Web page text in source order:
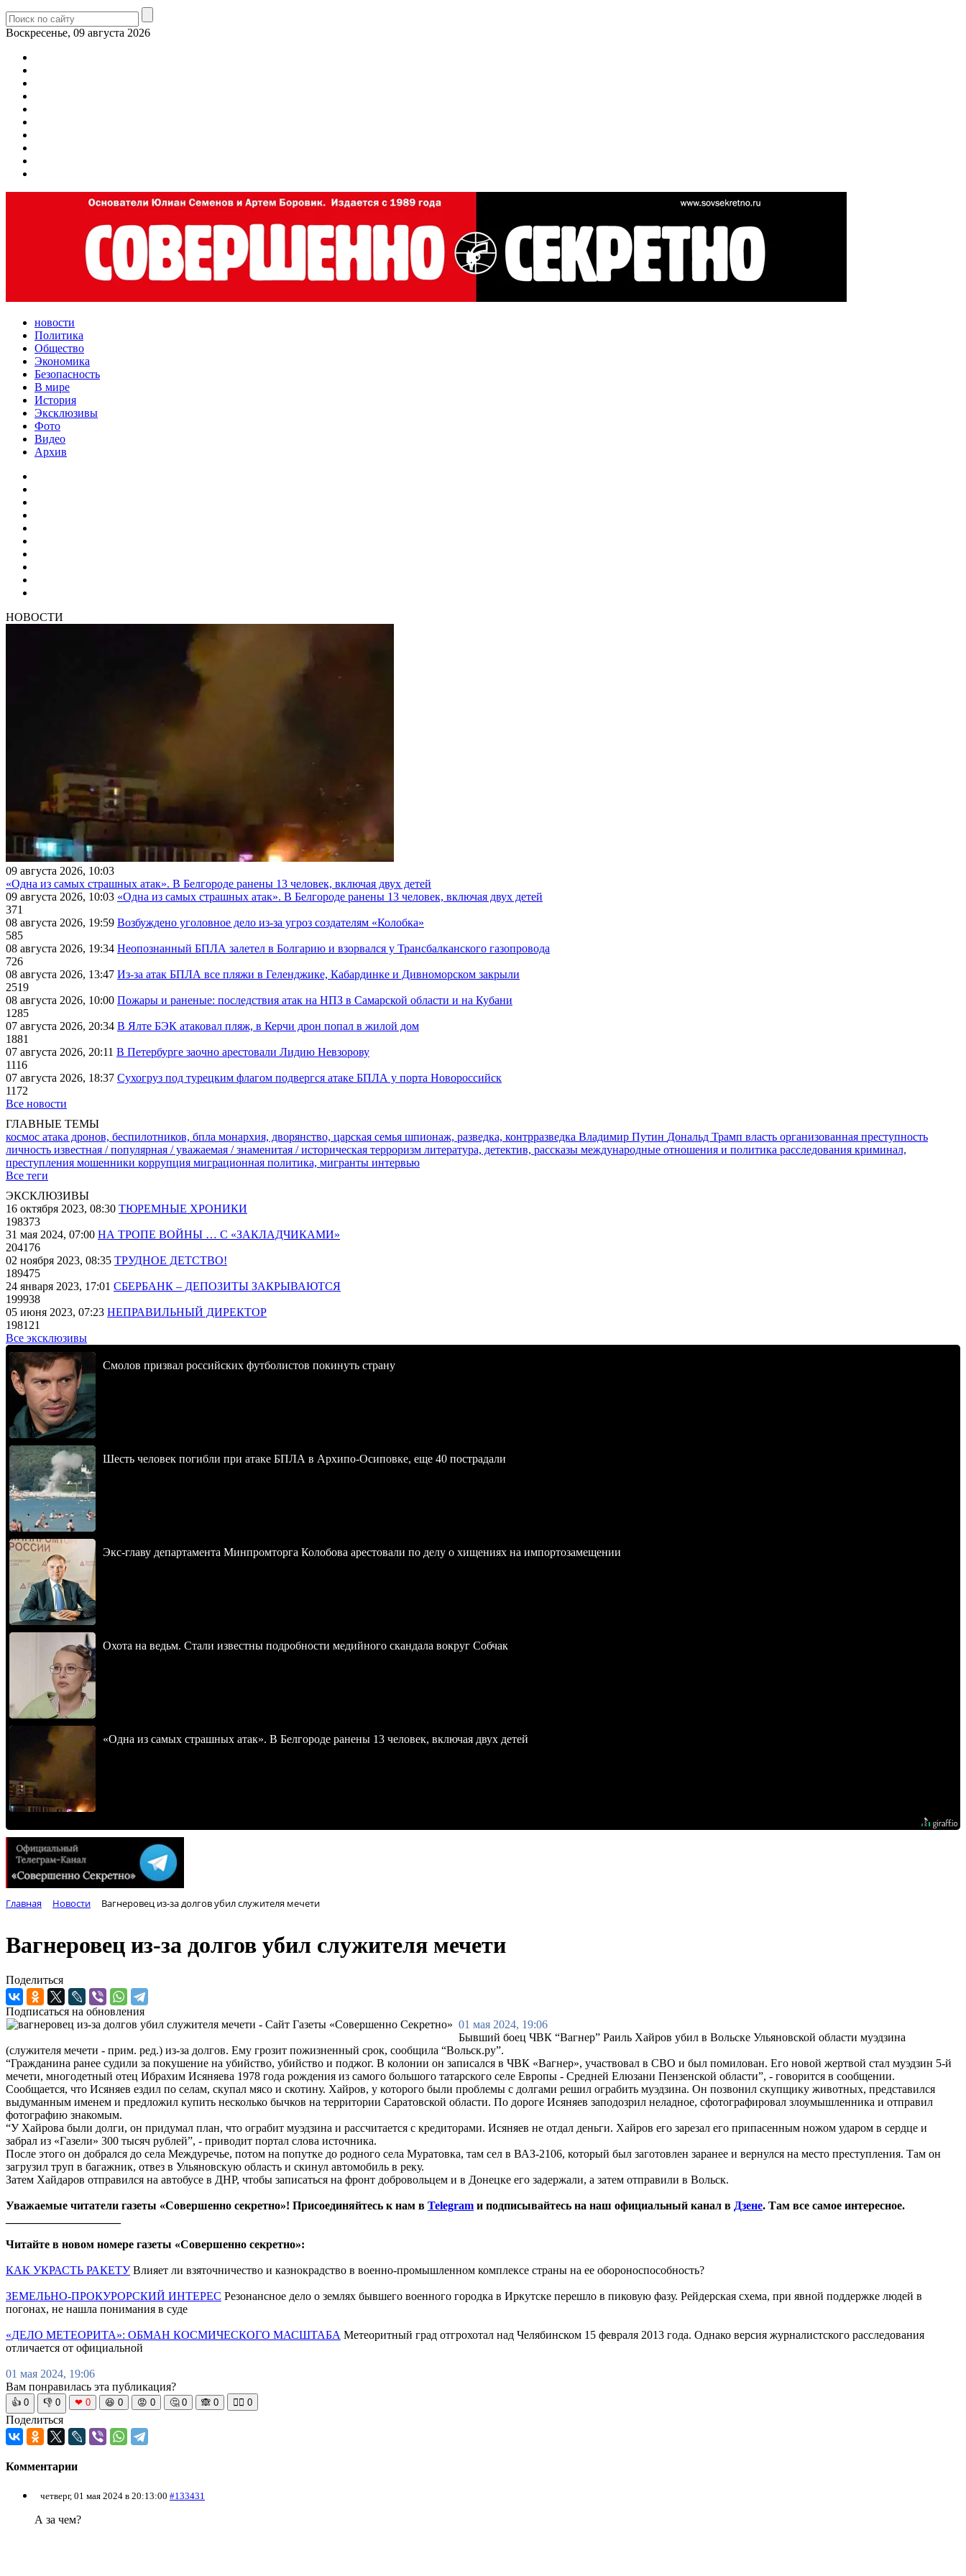
Воскресенье, 09 августа 2026
новости
Политика
Общество
Экономика
Безопасность
В мире
История
Эксклюзивы
Фото
Видео
Архив
НОВОСТИ
09 августа 2026, 10:03
«Одна из самых страшных атак». В Белгороде ранены 13 человек, включая двух детей
09 августа 2026, 10:03 «Одна из самых страшных атак». В Белгороде ранены 13 человек, включая двух детей
371
08 августа 2026, 19:59 Возбуждено уголовное дело из-за угроз создателям «Колобка»
585
08 августа 2026, 19:34 Неопознанный БПЛА залетел в Болгарию и взорвался у Трансбалканского газопровода
726
08 августа 2026, 13:47 Из-за атак БПЛА все пляжи в Геленджике, Кабардинке и Дивноморском закрыли
2519
08 августа 2026, 10:00 Пожары и раненые: последствия атак на НПЗ в Самарской области и на Кубани
1285
07 августа 2026, 20:34 В Ялте БЭК атаковал пляж, в Керчи дрон попал в жилой дом
1881
07 августа 2026, 20:11 В Петербурге заочно арестовали Лидию Невзорову
1116
07 августа 2026, 18:37 Сухогруз под турецким флагом подвергся атаке БПЛА у порта Новороссийск
1172
Все новости
ГЛАВНЫЕ ТЕМЫ
космос атака дронов, беспилотников, бпла монархия, дворянство, царская семья шпионаж, разведка, контрразведка Владимир Путин Дональд Трамп власть организованная преступность
личность известная / популярная / уважаемая / знаменитая / историческая терроризм литература, детектив, рассказы международные отношения и политика расследования криминал,
преступления мошенники коррупция миграционная политика, мигранты интервью
Все теги
ЭКСКЛЮЗИВЫ
16 октября 2023, 08:30 ТЮРЕМНЫЕ ХРОНИКИ
198373
31 мая 2024, 07:00 НА ТРОПЕ ВОЙНЫ … С «ЗАКЛАДЧИКАМИ»
204176
02 ноября 2023, 08:35 ТРУДНОЕ ДЕТСТВО!
189475
24 января 2023, 17:01 СБЕРБАНК – ДЕПОЗИТЫ ЗАКРЫВАЮТСЯ
199938
05 июня 2023, 07:23 НЕПРАВИЛЬНЫЙ ДИРЕКТОР
198121
Все эксклюзивы
Смолов призвал российских футболистов покинуть страну
Шесть человек погибли при атаке БПЛА в Архипо-Осиповке, еще 40 пострадали
Экс-главу департамента Минпромторга Колобова арестовали по делу о хищениях на импортозамещении
Охота на ведьм. Стали известны подробности медийного скандала вокруг Собчак
«Одна из самых страшных атак». В Белгороде ранены 13 человек, включая двух детей
Главная Новости Вагнеровец из-за долгов убил служителя мечети
Вагнеровец из-за долгов убил служителя мечети
Поделиться
Подписаться на обновления
01 мая 2024, 19:06
Бывший боец ЧВК “Вагнер” Раиль Хайров убил в Вольске Ульяновской области муэдзина
(служителя мечети - прим. ред.) из-за долгов. Ему грозит пожизненный срок, сообщила “Вольск.ру”.
“Гражданина ранее судили за покушение на убийство, убийство и поджог. В колонии он записался в ЧВК «Вагнер», участвовал в СВО и был помилован. Его новой жертвой стал муэдзин 5-й
мечети, многодетный отец Ибрахим Исяняева 1978 года рождения из самого большого татарского селе Европы - Средней Елюзани Пензенской области”, - говорится в сообщении.
Сообщается, что Исяняев ездил по селам, скупал мясо и скотину. Хайров, у которого были проблемы с долгами решил ограбить муэдзина. Он позвонил скупщику животных, представился
выдуманным именем и предложил купить несколько бычков на территории Саратовской области. По дороге Исяняев заподозрил неладное, сфотографировал злоумышленника и отправил
фотографию знакомым.
“У Хайрова были долги, он придумал план, что ограбит муэдзина и рассчитается с кредиторами. Исяняев не отдал деньги. Хайров его зарезал его припасенным ножом ударом в сердце и
забрал из «Газели» 300 тысяч рублей”, - приводит портал слова источника.
После этого он добрался до села Междуречье, потом на попутке до родного села Муратовка, там сел в ВАЗ-2106, который был заготовлен заранее и вернулся на место преступления. Там он
загрузил труп в багажник, отвез в Ульяновскую область и скинул автомобиль в реку.
Затем Хайдаров отправился на автобусе в ДНР, чтобы записаться на фронт добровольцем и в Донецке его задержали, а затем отправили в Вольск.
Уважаемые читатели газеты «Совершенно секретно»! Присоединяйтесь к нам в Telegram и подписывайтесь на наш официальный канал в Дзене. Там все самое интересное.
Читайте в новом номере газеты «Совершенно секретно»:
КАК УКРАСТЬ РАКЕТУВлияет ли взяточничество и казнокрадство в военно-промышленном комплексе страны на ее обороноспособность?
ЗЕМЕЛЬНО-ПРОКУРОРСКИЙ ИНТЕРЕС Резонансное дело о землях бывшего военного городка в Иркутске перешло в пиковую фазу. Рейдерская схема, при явной поддержке людей в
погонах, не нашла понимания в суде
«ДЕЛО МЕТЕОРИТА»: ОБМАН КОСМИЧЕСКОГО МАСШТАБА Метеоритный град отгрохотал над Челябинском 15 февраля 2013 года. Однако версия журналистского расследования
отличается от официальной
01 мая 2024, 19:06
Вам понравилась эта публикация?
👍 0 👎 0 ❤ 0 😆 0 😡 0 🤔 0 🙈 0 🧘‍♀️ 0
Поделиться
Комментарии
четверг, 01 мая 2024 в 20:13:00 #133431
А за чем?